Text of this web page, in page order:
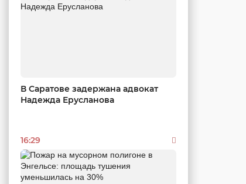
В Саратове задержана адвокат
Надежда Ерусланова
16:29